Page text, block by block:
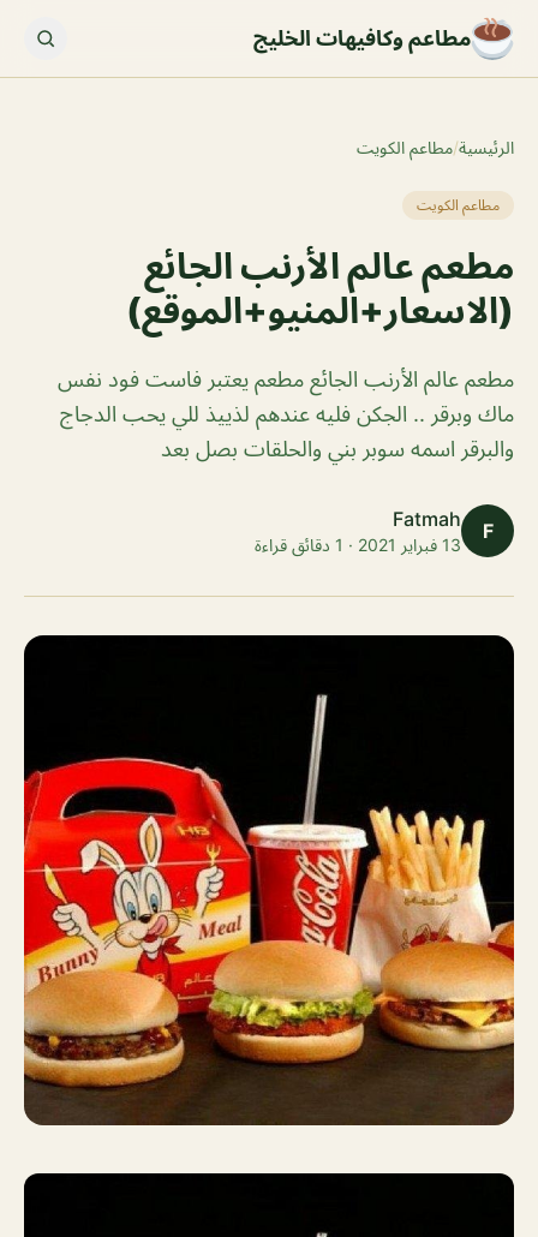
مطاعم وكافيهات الخليج
الرئيسية/مطاعم الكويت
مطاعم الكويت
مطعم عالم الأرنب الجائع
(الاسعار+المنيو+الموقع)
مطعم عالم الأرنب الجائع مطعم يعتبر فاست فود نفس
ماك وبرقر .. الجكن فليه عندهم لذييذ للي يحب الدجاج
والبرقر اسمه سوبر بني والحلقات بصل بعد
F
Fatmah
13 فبراير 2021 · 1 دقائق قراءة